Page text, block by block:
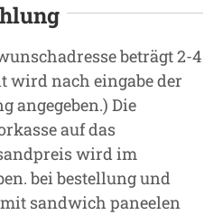
beträgt 2-4
wird nach eingabe der
angegeben.) Die
auf das
wird im
bei bestellung und
sandwich paneelen